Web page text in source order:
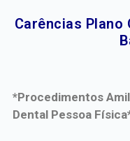
Carências
*Procedimentos Amil
Dental Pessoa